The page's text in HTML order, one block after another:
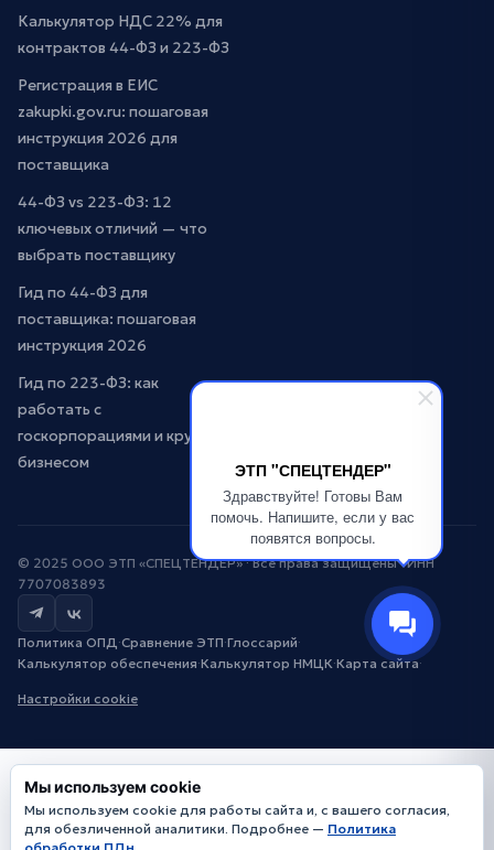
ЭТП "СПЕЦТЕНДЕР"
Здравствуйте! Готовы Вам
помочь. Напишите, если у вас
появятся вопросы.
Калькулятор НДС 22% для
контрактов 44-ФЗ и 223-ФЗ
Регистрация в ЕИС
zakupki.gov.ru: пошаговая
инструкция 2026 для
поставщика
44-ФЗ vs 223-ФЗ: 12
ключевых отличий — что
выбрать поставщику
Гид по 44-ФЗ для
поставщика: пошаговая
инструкция 2026
Гид по 223-ФЗ: как
работать с
госкорпорациями и крупным
бизнесом
© 2025 ООО ЭТП «СПЕЦТЕНДЕР» · Все права защищены · ИНН
7707083893
Политика ОПД·Сравнение ЭТП·Глоссарий·
Калькулятор обеспечения·Калькулятор НМЦК·Карта сайта·
Настройки cookie
Мы используем cookie
Мы используем cookie для работы сайта и, с вашего согласия,
для обезличенной аналитики. Подробнее — Политика